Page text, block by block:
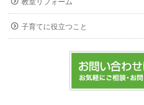
教室リフォーム
子育てに役立つこと